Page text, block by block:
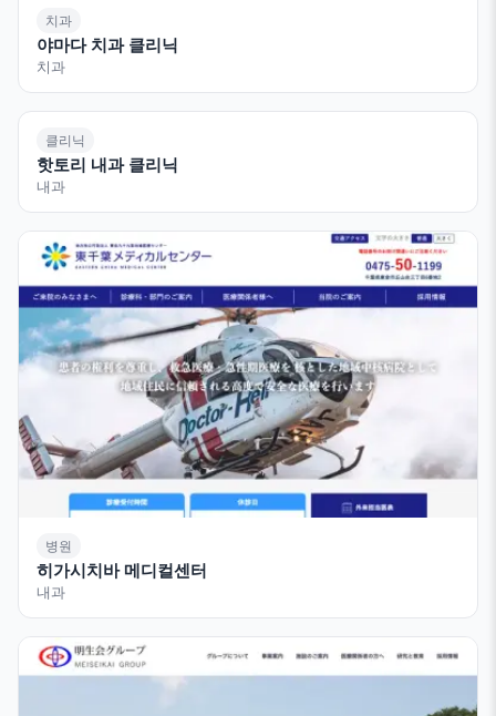
치과
야마다 치과 클리닉
치과
클리닉
핫토리 내과 클리닉
내과
병원
히가시치바 메디컬센터
내과